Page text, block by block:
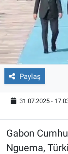
Paylaş
31.07.2025 -
Gabon
Nguema,
Röportaj
Video